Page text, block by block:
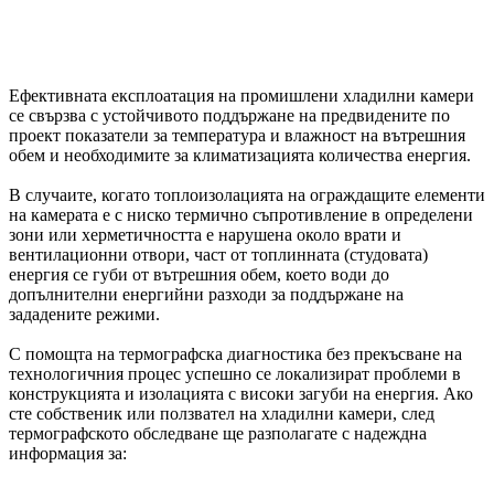
Ефективната експлоатация на промишлени хладилни камери
се свързва с устойчивото поддържане на предвидените по
проект показатели за температура и влажност на вътрешния
обем и необходимите за климатизацията количества енергия.
В случаите, когато топлоизолацията на ограждащите елементи
на камерата е с ниско термично съпротивление в определени
зони или херметичността е нарушена около врати и
вентилационни отвори, част от топлинната (студовата)
енергия се губи от вътрешния обем, което води до
допълнителни енергийни разходи за поддържане на
зададените режими.
С помощта на термографска диагностика без прекъсване на
технологичния процес успешно се локализират проблеми в
конструкцията и изолацията с високи загуби на енергия. Ако
сте собственик или ползвател на хладилни камери, след
термографското обследване ще разполагате с надеждна
информация за: